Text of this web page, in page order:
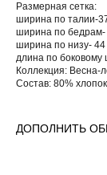
Размерная сетка:
ширина по талии-
ширина по бедрам-
ширина по низу- 44
длина по боковому
Коллекция: Весна-
Состав: 80%
ДОПОЛНИТЬ